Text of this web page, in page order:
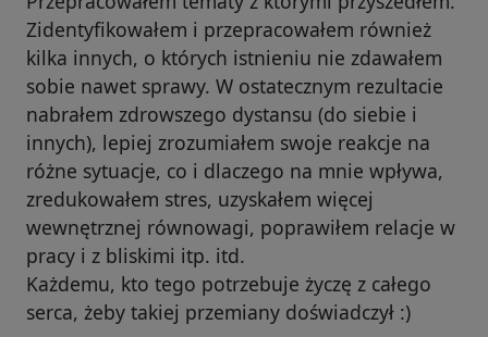
Zidentyfikowałem i przepracowałem również
kilka innych, o których istnieniu nie zdawałem
sobie nawet sprawy. W ostatecznym rezultacie
nabrałem zdrowszego dystansu (do siebie i
innych), lepiej zrozumiałem swoje reakcje na
różne sytuacje, co i dlaczego na mnie wpływa,
zredukowałem stres, uzyskałem więcej
wewnętrznej równowagi, poprawiłem relacje w
pracy i z bliskimi itp. itd.
Każdemu, kto tego potrzebuje życzę z całego
serca, żeby takiej przemiany doświadczył :)